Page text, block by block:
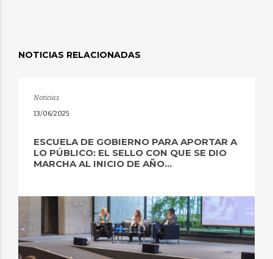
NOTICIAS RELACIONADAS
Noticias
13/06/2025
ESCUELA DE GOBIERNO PARA APORTAR A
LO PÚBLICO: EL SELLO CON QUE SE DIO
MARCHA AL INICIO DE AÑO...